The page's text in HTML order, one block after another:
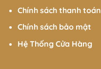
Chính sách thanh toán
Chính sách bảo mật
Hệ Thống Cửa Hàng